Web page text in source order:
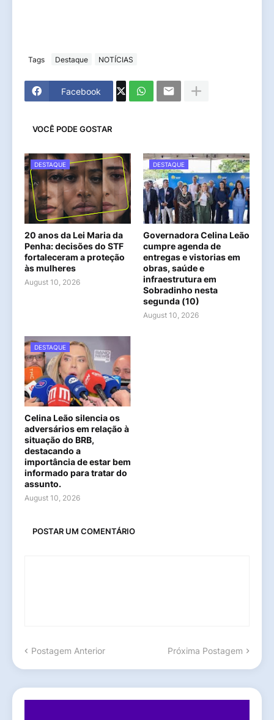
Tags Destaque NOTÍCIAS
Facebook
VOCÊ PODE GOSTAR
DESTAQUE
20 anos da Lei Maria da
Penha: decisões do STF
fortaleceram a proteção
às mulheres
August 10, 2026
DESTAQUE
Governadora Celina Leão
cumpre agenda de
entregas e vistorias em
obras, saúde e
infraestrutura em
Sobradinho nesta
segunda (10)
August 10, 2026
DESTAQUE
Celina Leão silencia os
adversários em relação à
situação do BRB,
destacando a
importância de estar bem
informado para tratar do
assunto.
August 10, 2026
POSTAR UM COMENTÁRIO
Postagem Anterior Próxima Postagem